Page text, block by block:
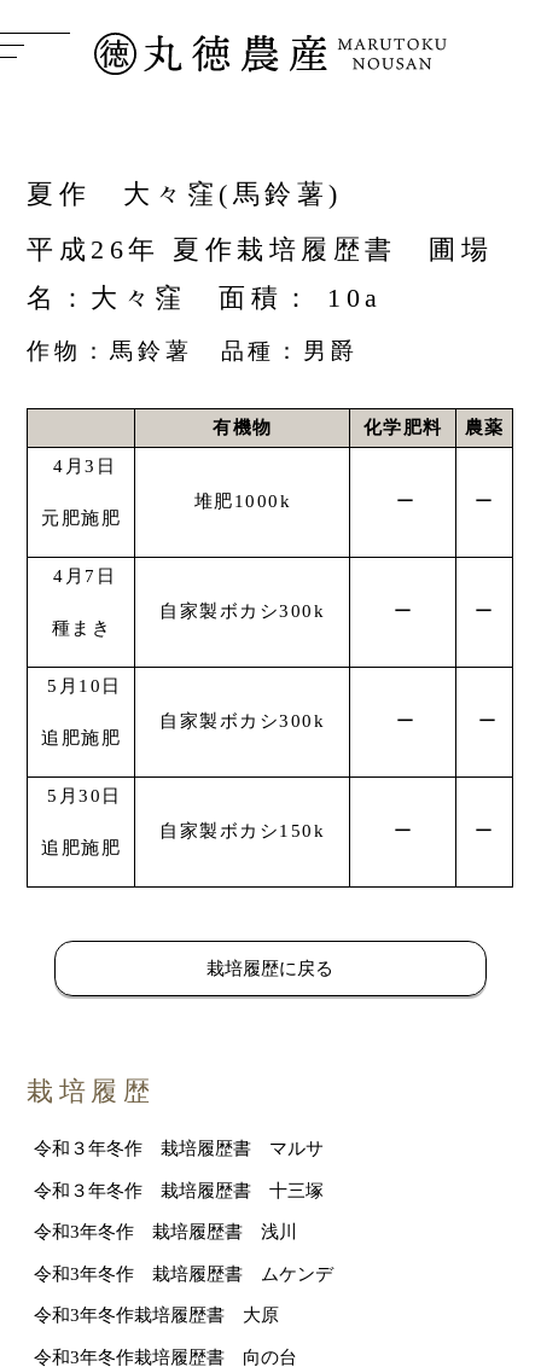
夏作 大々窪(馬鈴薯)
平成26年 夏作栽培履歴書 圃場
名：大々窪 面積： 10a
作物：馬鈴薯 品種：男爵
有機物 化学肥料
農薬
4月3日
元肥施肥
堆肥1000k ー ー
4月7日
種まき
自家製ボカシ300k ー ー
5月10日
追肥施肥
自家製ボカシ300k ー ー
5月30日
追肥施肥
自家製ボカシ150k ー ー
栽培履歴に戻る
栽培履歴
令和３年冬作 栽培履歴書 マルサ
令和３年冬作 栽培履歴書 十三塚
令和3年冬作 栽培履歴書 浅川
令和3年冬作 栽培履歴書 ムケンデ
令和3年冬作栽培履歴書 大原
令和3年冬作栽培履歴書 向の台